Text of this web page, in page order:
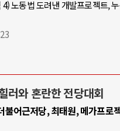
노동법 도려낸 개발프로젝트,
러와 혼란한 전당대회
불어근저당, 최태원, 메가프로
AI의 숨은 환경 비용: 데이터센
AI는 어떻게 미국 민주주의를